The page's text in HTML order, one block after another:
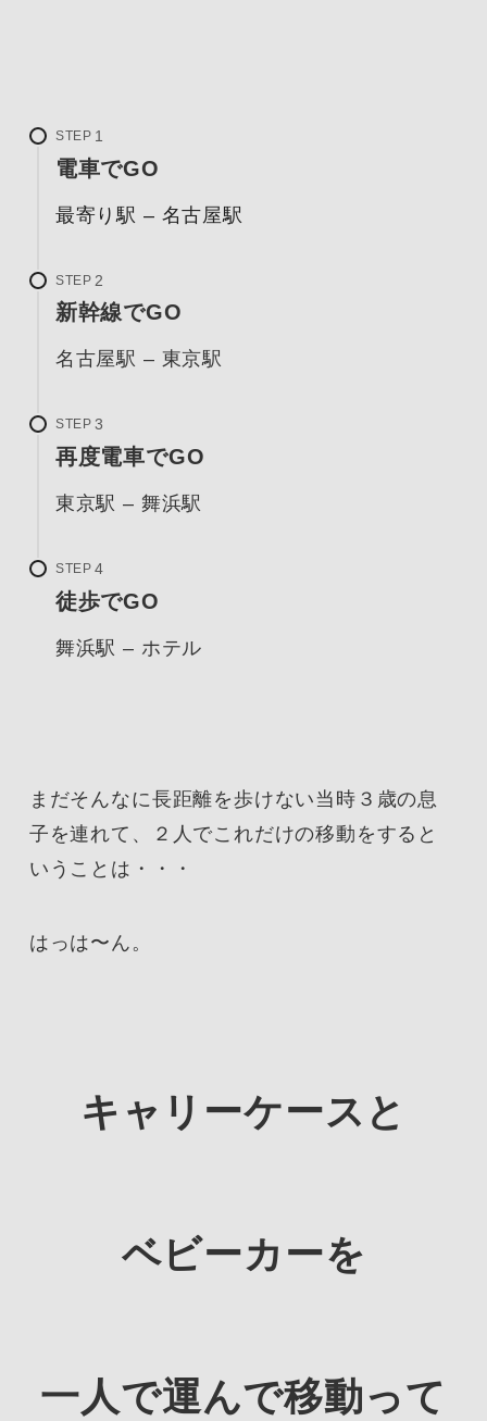
STEP
電車でGO
最寄り駅 – 名古屋駅
STEP
新幹線でGO
名古屋駅 – 東京駅
STEP
再度電車でGO
東京駅 – 舞浜駅
STEP
徒歩でGO
舞浜駅 – ホテル
まだそんなに長距離を歩けない当時３歳の息
子を連れて、２人でこれだけの移動をすると
いうことは・・・
はっは〜ん。
キャリーケースと
ベビーカーを
一人で運んで移動って